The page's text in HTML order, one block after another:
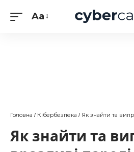
Aa
Головна / Кібербезпека / Як знайти та
Як знайти та